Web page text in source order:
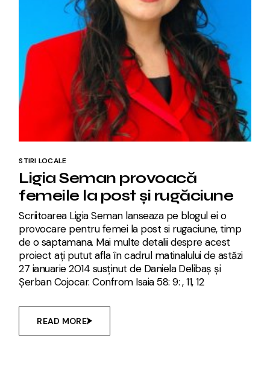
STIRI LOCALE
Ligia Seman provoacă
femeile la post și rugăciune
Scriitoarea Ligia Seman lanseaza pe blogul ei o
provocare pentru femei la post si rugaciune, timp
de o saptamana. Mai multe detalii despre acest
proiect ați putut afla în cadrul matinalului de astăzi
27 ianuarie 2014 susținut de Daniela Delibaș și
Șerban Cojocar. Confrom Isaia 58: 9: , 11, 12
READ MORE